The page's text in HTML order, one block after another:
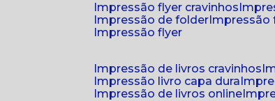
impressão flyer cravinhos
impressão de folder impressão
impressão flyer
impressão de livros cravinhos
impressão livro capa dura
impressão de livros online